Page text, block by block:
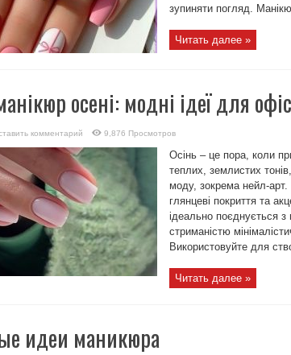
зупиняти погляд.
Читать далее »
осені: модні ідеї для
комментарий 9,876 Просмотров
Осінь – це пора, коли
теплих, землистих
моду, зокрема нейл-арт.
глянцеві покриття та
ідеально поєднується з
стриманістю
Використовуйте для
Читать далее »
идеи маникюра